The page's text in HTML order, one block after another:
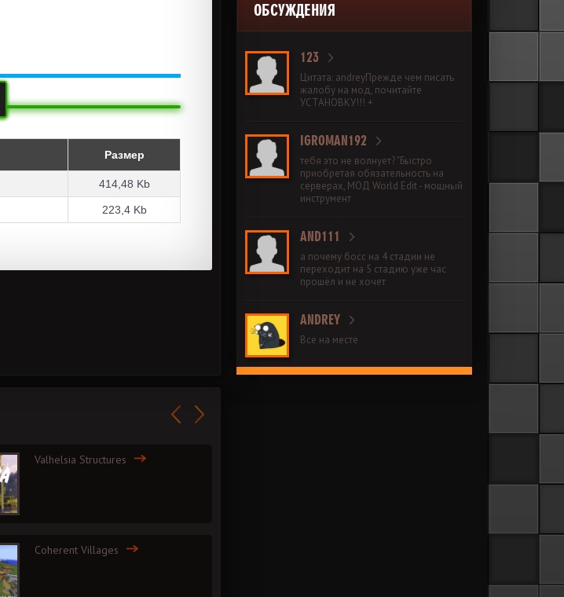
Размер
414,48 Kb
223,4 Kb
Valhelsia Structures
Coherent Villages
ОБСУЖДЕНИЯ
123
Цитата: andreyПрежде чем писать
жалобу на мод, почитайте
УСТАНОВКУ!!! +
IGROMAN192
тебя это не волнует? "Быстро
приобретая обязательность на
серверах, МОД World Edit - мощный
инструмент
AND111
а почему босс на 4 стадии не
переходит на 5 стадию уже час
прошёл и не хочет
ANDREY
Все на месте